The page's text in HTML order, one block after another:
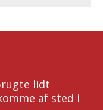
lidt
af sted i